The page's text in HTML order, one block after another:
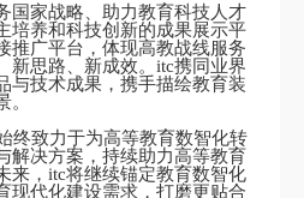
国家战略、助力教育科技人才
培养和科技创新的成果展示平
推广平台，体现高教战线服务
新思路、新成效。itc携同业界
与技术成果，携手描绘教育装
。
终致力于为高等教育数智化转
解决方案，持续助力高等教育
来，itc将继续锚定教育数智化
现代化建设需求，打磨更贴合